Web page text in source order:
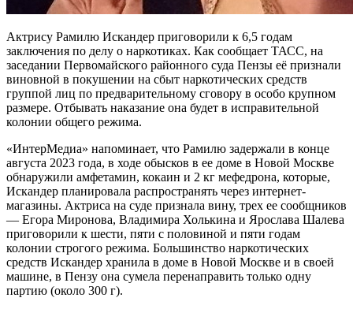
Актрису Рамилю Искандер приговорили к 6,5 годам
заключения по делу о наркотиках. Как сообщает ТАСС, на
заседании Первомайского районного суда Пензы её признали
виновной в покушении на сбыт наркотических средств
группой лиц по предварительному сговору в особо крупном
размере. Отбывать наказание она будет в исправительной
колонии общего режима.
«ИнтерМедиа» напоминает, что Рамилю задержали в конце
августа 2023 года, в ходе обысков в ее доме в Новой Москве
обнаружили амфетамин, кокаин и 2 кг мефедрона, которые,
Искандер планировала распространять через интернет-
магазины. Актриса на суде признала вину, трех ее сообщников
— Егора Миронова, Владимира Холькина и Ярослава Шалева
приговорили к шести, пяти с половиной и пяти годам
колонии строгого режима. Большинство наркотических
средств Искандер хранила в доме в Новой Москве и в своей
машине, в Пензу она сумела перенаправить только одну
партию (около 300 г).